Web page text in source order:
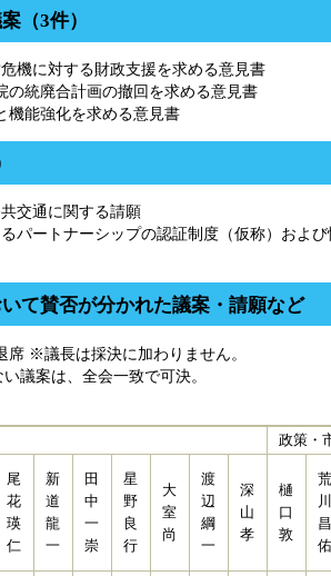
（3件）
機に対する財政支援を求める意見書
の統廃合計画の撤回を求める意見書
機能強化を求める意見書
交通に関する請願
パートナーシップの認証制度（仮称）およ
て賛否が分かれた議案・請願など
※議長は採決に加わりません。
議案は、全会一致で可決。
政策・
尾
花
瑛
仁
新
道
龍
一
田
中
一
崇
星
野
良
行
大
室
尚
渡
辺
綱
一
深
山
孝
樋
口
敦
荒
川
昌
佑